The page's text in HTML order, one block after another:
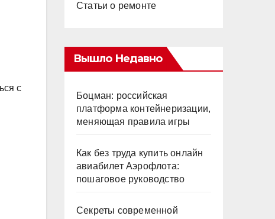
с
Статьи о ремонте
Вышло Недавно
Боцман: российская
платформа контейнеризации,
меняющая правила игры
Как без труда купить онлайн
авиабилет Аэрофлота:
пошаговое руководство
Секреты современной